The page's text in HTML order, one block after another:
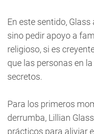
En este sentido,
sino pedir apoyo a
religioso, si es
que las personas en
secretos.
Para los primeros
derrumba, Lillian
prácticos para aliviar